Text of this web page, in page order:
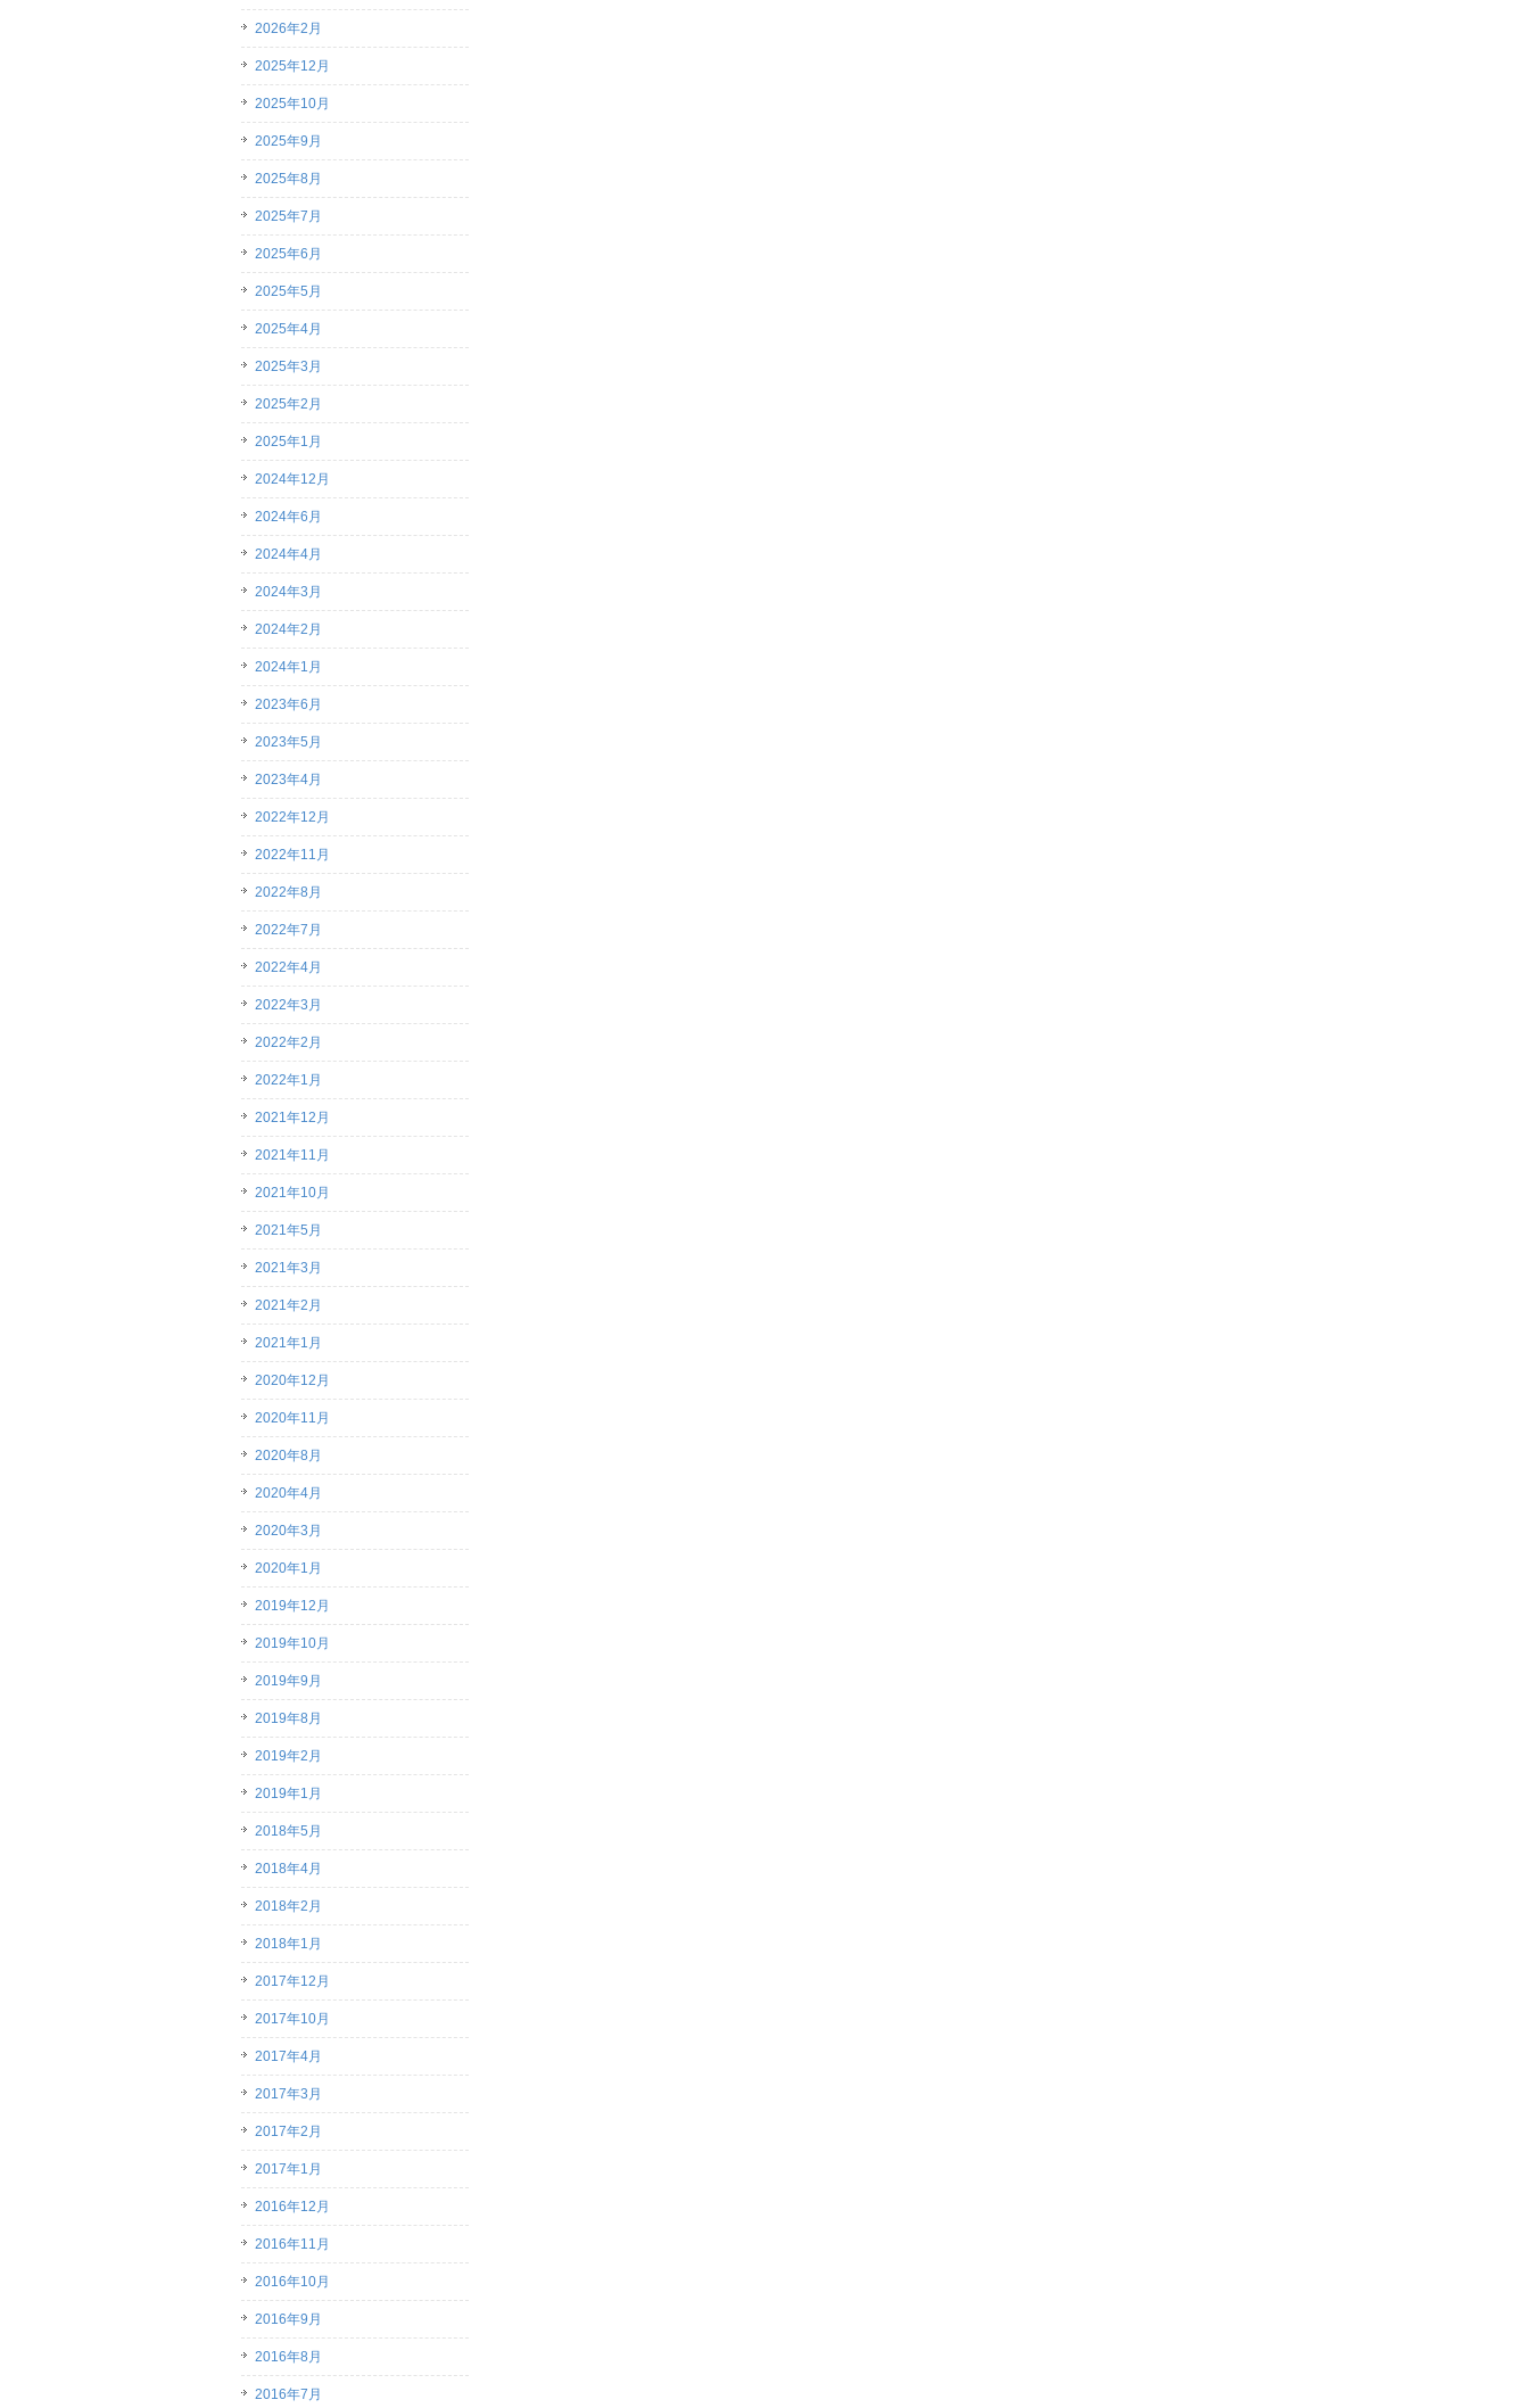
2026年2月
2025年12月
2025年10月
2025年9月
2025年8月
2025年7月
2025年6月
2025年5月
2025年4月
2025年3月
2025年2月
2025年1月
2024年12月
2024年6月
2024年4月
2024年3月
2024年2月
2024年1月
2023年6月
2023年5月
2023年4月
2022年12月
2022年11月
2022年8月
2022年7月
2022年4月
2022年3月
2022年2月
2022年1月
2021年12月
2021年11月
2021年10月
2021年5月
2021年3月
2021年2月
2021年1月
2020年12月
2020年11月
2020年8月
2020年4月
2020年3月
2020年1月
2019年12月
2019年10月
2019年9月
2019年8月
2019年2月
2019年1月
2018年5月
2018年4月
2018年2月
2018年1月
2017年12月
2017年10月
2017年4月
2017年3月
2017年2月
2017年1月
2016年12月
2016年11月
2016年10月
2016年9月
2016年8月
2016年7月